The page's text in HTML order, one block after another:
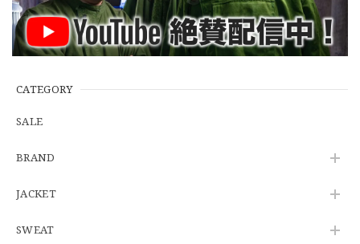
CATEGORY
SALE
BRAND
JACKET
SWEAT